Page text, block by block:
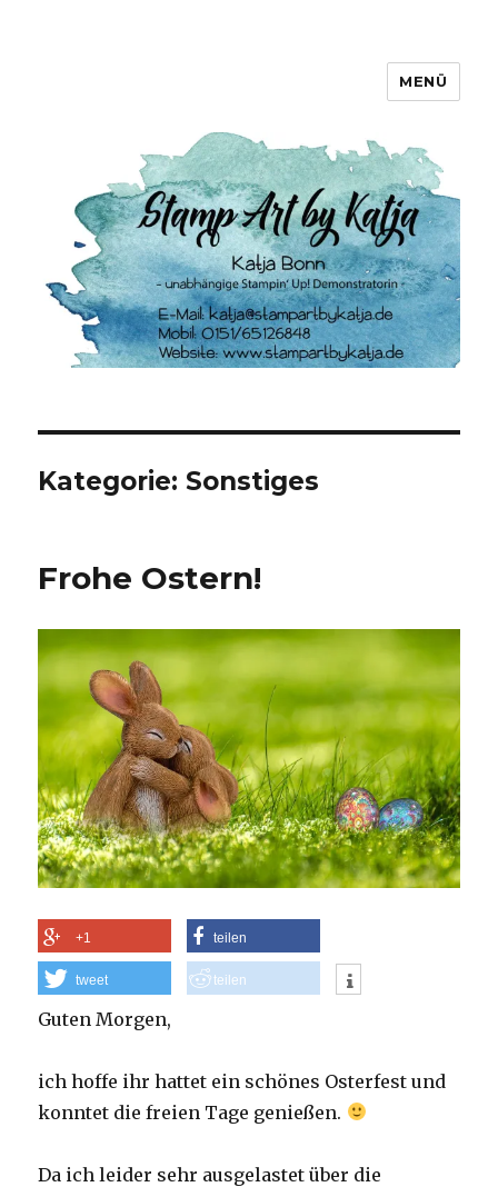
MENÜ
Kategorie: Sonstiges
Frohe Ostern!
+1 teilen
tweet teilen
Guten Morgen,
ich hoffe ihr hattet ein schönes Osterfest und
konntet die freien Tage genießen.
Da ich leider sehr ausgelastet über die